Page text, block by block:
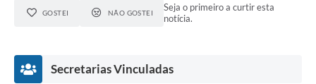
GOSTEI NÃO GOSTEI
Seja o primeiro a curtir esta
notícia.
Secretarias Vinculadas